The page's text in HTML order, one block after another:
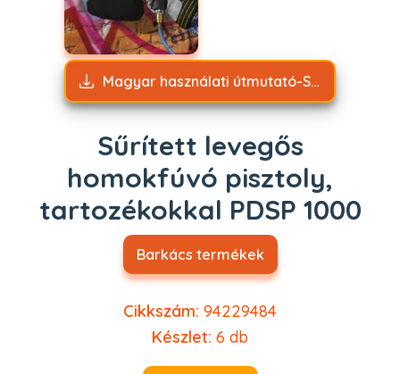
Magyar használati útmutató-Sűrített levegős homokfúvó pisztoly, tartozékokkal PDSP 1000.pdf
Sűrített levegős
homokfúvó pisztoly,
tartozékokkal PDSP 1000
Barkács termékek
Cikkszám: 94229484
Készlet: 6 db